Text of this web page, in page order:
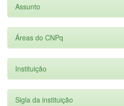
Assunto
Áreas do CNPq
Instituição
Sigla da instituição